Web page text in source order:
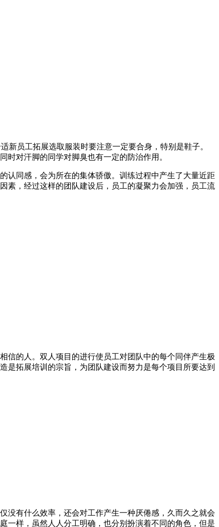
新员工拓展选取服装时要注意一定要合身，特别是鞋子。
对汗脚的同学对脚臭也有一定的防治作用。
认同感，会为所在的集体骄傲。训练过程中产生了大量近距
素，经过这样的团队建设后，员工的凝聚力会加强，员工流
信的人。双人项目的进行使员工对团队中的每个同伴产生极
是拓展培训的宗旨，为团队建设而努力是每个项目所要达到
没有什么效率，还会对工作产生一种厌倦感，久而久之就会
一样，虽然人人分工明确，也分别扮演着不同的角色，但是